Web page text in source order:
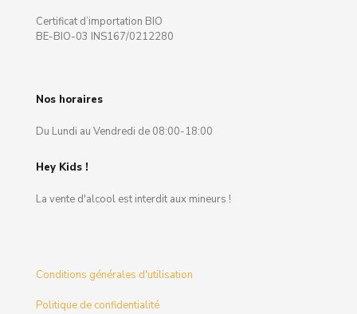
Certificat d’importation BIO
BE-BIO-03 INS167/0212280
Nos horaires
Du Lundi au Vendredi de 08:00-18:00
Hey Kids !
La vente d'alcool est interdit aux mineurs !
Conditions générales d'utilisation
Politique de confidentialité